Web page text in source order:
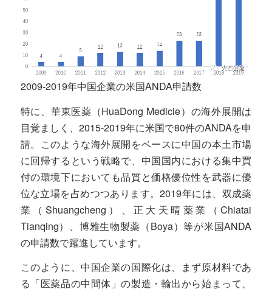
2009-2019年中国企業の米国ANDA申請数
特に、華東医薬（HuaDong Medicie）の海外展開は
目覚ましく、2015-2019年に米国で80件のANDAを申
請。このような海外展開をベースに中国の本土市場
に回帰するという戦略で、中国国内における集中買
付の環境下においても品質と価格優位性を武器に優
位な立場を占めつつあります。2019年には、双成薬
業（Shuangcheng）、正大天晴薬業（Chiatai
Tianqing）、博雅生物製薬（Boya）等が米国ANDA
の申請数で躍進しています。
このように、中国企業の国際化は、まず原材料であ
る「医薬品の中間体」の製造・輸出から始まって、